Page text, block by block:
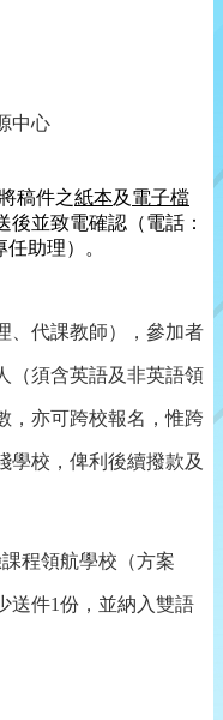
中心
稿件之紙本及 電子檔
並致電確認（電話：
任助理）。
、代課教師），參加者
（須含英語及非英語領
，亦可跨校報名，惟跨
學校，俾利後續撥款及
程領航學校（方案
送件1份，並納入雙語